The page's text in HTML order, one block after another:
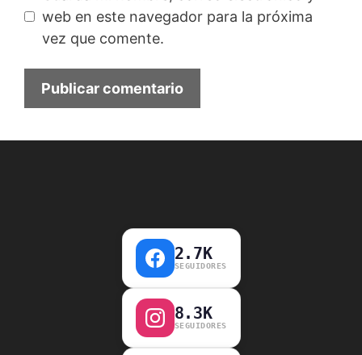
web en este navegador para la próxima
vez que comente.
2.7K
SEGUIDORES
8.3K
SEGUIDORES